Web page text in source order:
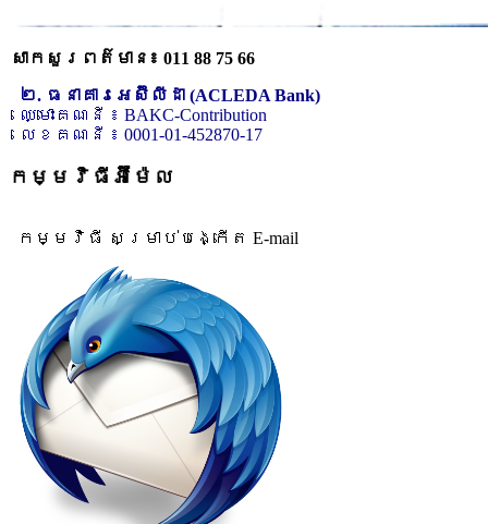
សាកសួរពត៌មាន៖ 011 88 75 66
២. ធនាគារអេស៊ីលីដា (ACLEDA Bank)
ឈ្មោះគណនី ៖ BAKC-Contribution
លេខគណនី ៖ 0001-01-452870-17
កម្មវិធីអ៊ីម៉ែល
កម្មវិធី សម្រាប់បង្កើត E-mail